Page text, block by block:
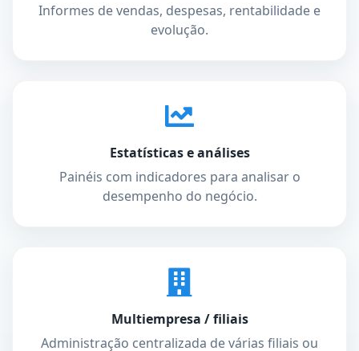
Informes de vendas, despesas, rentabilidade e
evolução.
Estatísticas e análises
Painéis com indicadores para analisar o
desempenho do negócio.
Multiempresa / filiais
Administração centralizada de várias filiais ou